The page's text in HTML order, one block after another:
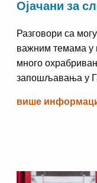
Ојачани за
Разговори са
важним темама у
много
запошљавања у
више